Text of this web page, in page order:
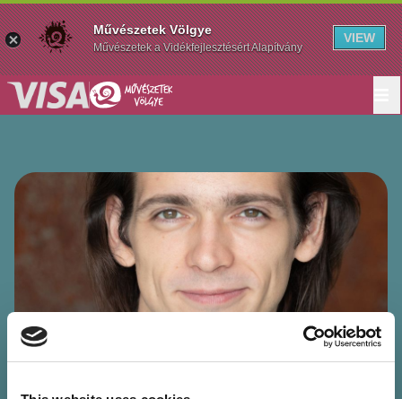
Művészetek Völgye
Művészetek a Vidékfejlesztésért Alapítvány
VIEW